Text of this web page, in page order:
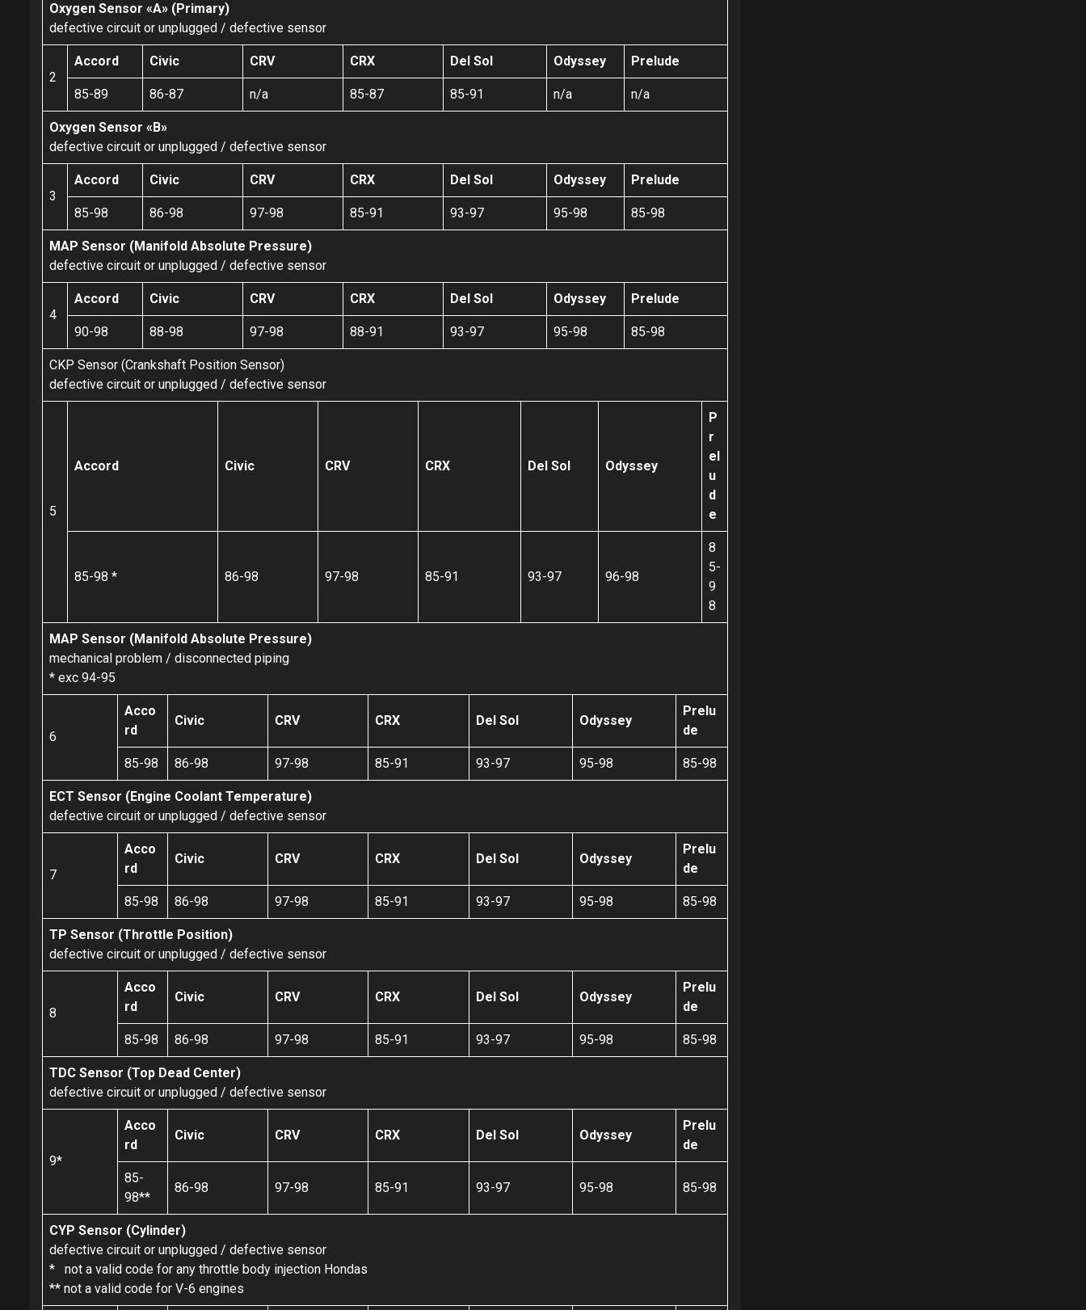
Oxygen Sensor «A» (Primary)
defective circuit or unplugged / defective sensor
2
Accord Civic CRV CRX Del Sol Odyssey Prelude
85-89 86-87 n/a 85-87 85-91 n/a n/a
Oxygen Sensor «B»
defective circuit or unplugged / defective sensor
3
Accord Civic CRV CRX Del Sol Odyssey Prelude
85-98 86-98 97-98 85-91 93-97 95-98 85-98
MAP Sensor (Manifold Absolute Pressure)
defective circuit or unplugged / defective sensor
4
Accord Civic CRV CRX Del Sol Odyssey Prelude
90-98 88-98 97-98 88-91 93-97 95-98 85-98
CKP Sensor (Crankshaft Position Sensor)
defective circuit or unplugged / defective sensor
5
Accord Civic CRV CRX Del Sol Odyssey
P
r
el
u
d
e
85-98 * 86-98 97-98 85-91 93-97 96-98
8
5-
9
8
MAP Sensor (Manifold Absolute Pressure)
mechanical problem / disconnected piping
* exc 94-95
6
Acco
rd
Civic CRV CRX Del Sol Odyssey
Prelu
de
85-98 86-98 97-98 85-91 93-97 95-98 85-98
ECT Sensor (Engine Coolant Temperature)
defective circuit or unplugged / defective sensor
7
Acco
rd
Civic CRV CRX Del Sol Odyssey
Prelu
de
85-98 86-98 97-98 85-91 93-97 95-98 85-98
TP Sensor (Throttle Position)
defective circuit or unplugged / defective sensor
8
Acco
rd
Civic CRV CRX Del Sol Odyssey
Prelu
de
85-98 86-98 97-98 85-91 93-97 95-98 85-98
TDC Sensor (Top Dead Center)
defective circuit or unplugged / defective sensor
9*
Acco
rd
Civic CRV CRX Del Sol Odyssey
Prelu
de
85-
98**
86-98 97-98 85-91 93-97 95-98 85-98
CYP Sensor (Cylinder)
defective circuit or unplugged / defective sensor
* not a valid code for any throttle body injection Hondas
** not a valid code for V-6 engines